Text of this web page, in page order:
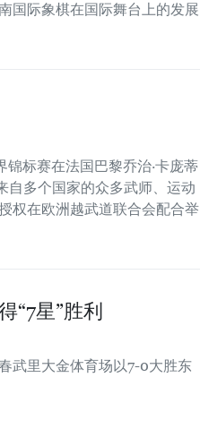
国际象棋在国际舞台上的发展
标赛在法国巴黎乔治·卡庞蒂
自多个国家的众多武师、运动
权在欧洲越武道联合会配合举
“7星”胜利
武里大金体育场以7-0大胜东